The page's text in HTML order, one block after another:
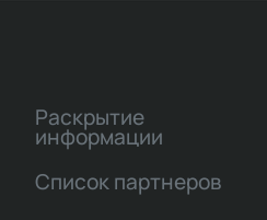
Раскрытие
информации
Список партнеров